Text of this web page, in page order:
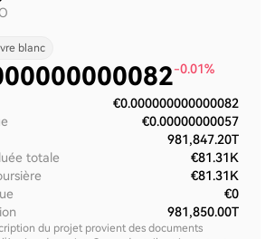
blanc
-0.01%
€0.000000000000082
€0.00000000057
981,847.20T
totale
€81.31K
€81.31K
€0
981,850.00T
du projet provient des documents